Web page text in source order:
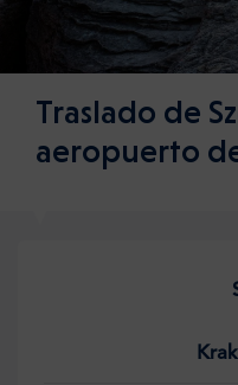
Traslado de
aeropuerto